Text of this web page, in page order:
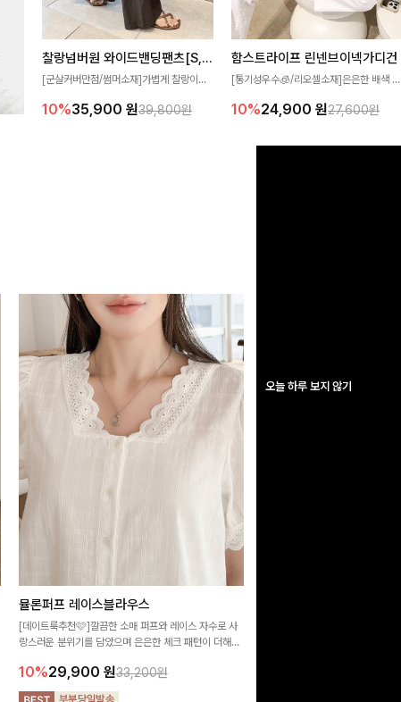
오늘 하루 보지 않기
찰랑넘버원 와이드밴딩팬츠[S,M,L사이즈]
[군살커버만점/썸머소재]가볍게 찰랑이는
편안하게 착용하실 수 있는 팬츠입니다 🖤
10%35,900 원39,800원
함스트라이프 린넨브이넥가디건
[통기성우수🧊/리오셀소재]은은한 배색 스
무드 살려주는 니트 가디건 💛 브이넥 라인
도 여리하고 세련되게 입어져요-
10%24,900 원27,600원
뮬론퍼프 레이스블라우스
[데이트룩추천🩷]깔끔한 소매 퍼프와 레이스 자수로 사
랑스러운 분위기를 담았으며 은은한 체크 패턴이 더해져
10%29,900 원33,200원